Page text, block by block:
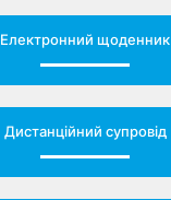
Електронний щоденник
Дистанційний супровід